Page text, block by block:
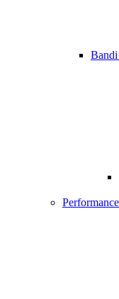
Performance